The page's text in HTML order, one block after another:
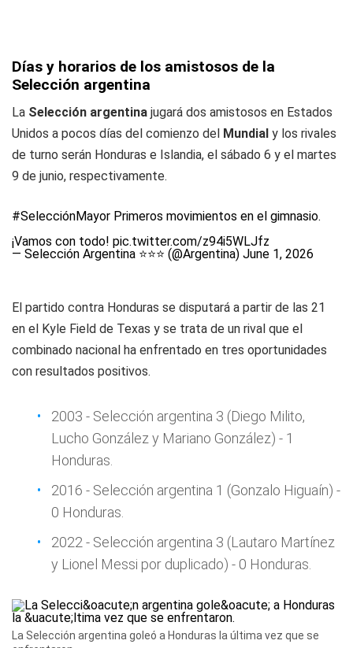
Días y horarios de los amistosos de la
Selección argentina
La Selección argentina jugará dos amistosos en Estados
Unidos a pocos días del comienzo del Mundial y los rivales
de turno serán Honduras e Islandia, el sábado 6 y el martes
9 de junio, respectivamente.
#SelecciónMayor Primeros movimientos en el gimnasio.
¡Vamos con todo! pic.twitter.com/z94i5WLJfz
— Selección Argentina ⭐⭐⭐ (@Argentina) June 1, 2026
El partido contra Honduras se disputará a partir de las 21
en el Kyle Field de Texas y se trata de un rival que el
combinado nacional ha enfrentado en tres oportunidades
con resultados positivos.
2003 - Selección argentina 3 (Diego Milito,
Lucho González y Mariano González) - 1
Honduras.
2016 - Selección argentina 1 (Gonzalo Higuaín) -
0 Honduras.
2022 - Selección argentina 3 (Lautaro Martínez
y Lionel Messi por duplicado) - 0 Honduras.
La Selección argentina goleó a Honduras la última vez que se